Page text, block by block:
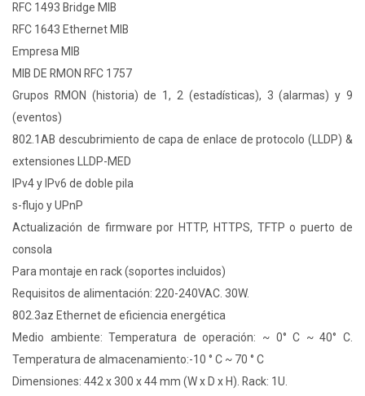
RFC 1493 Bridge MIB
RFC 1643 Ethernet MIB
Empresa MIB
MIB DE RMON RFC 1757
Grupos RMON (historia) de 1, 2 (estadísticas), 3 (alarmas) y 9
(eventos)
802.1AB descubrimiento de capa de enlace de protocolo (LLDP) &
extensiones LLDP-MED
IPv4 y IPv6 de doble pila
s-flujo y UPnP
Actualización de firmware por HTTP, HTTPS, TFTP o puerto de
consola
Para montaje en rack (soportes incluidos)
Requisitos de alimentación: 220-240VAC. 30W.
802.3az Ethernet de eficiencia energética
Medio ambiente: Temperatura de operación: ~ 0° C ~ 40° C.
Temperatura de almacenamiento:-10 ° C ~ 70 ° C
Dimensiones: 442 x 300 x 44 mm (W x D x H). Rack: 1U.